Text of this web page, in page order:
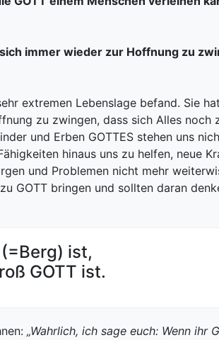
immer wieder zur Hoffnung zu
extremen Lebenslage befand. Sie
zu zwingen, dass sich Alles noch
und Erben GOTTES stehen uns
hinaus uns zu helfen, neue
und Problemen nicht mehr
GOTT bringen und sollten daran
ist,
GOTT ist.
„Wahrlich, ich sage euch: Wenn ihr